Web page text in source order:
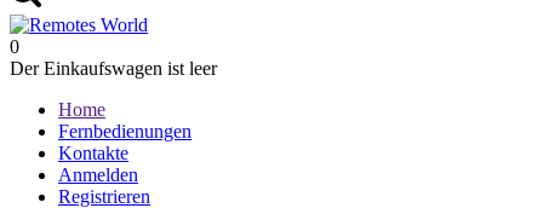
0
Der Einkaufswagen ist leer
Home
Fernbedienungen
Kontakte
Anmelden
Registrieren